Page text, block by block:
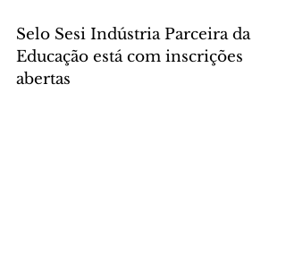
Selo Sesi Indústria Parceira da
Educação está com inscrições
abertas